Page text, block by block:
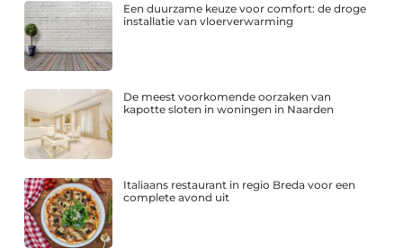
Een duurzame keuze voor comfort: de droge
installatie van vloerverwarming
De meest voorkomende oorzaken van
kapotte sloten in woningen in Naarden
Italiaans restaurant in regio Breda voor een
complete avond uit